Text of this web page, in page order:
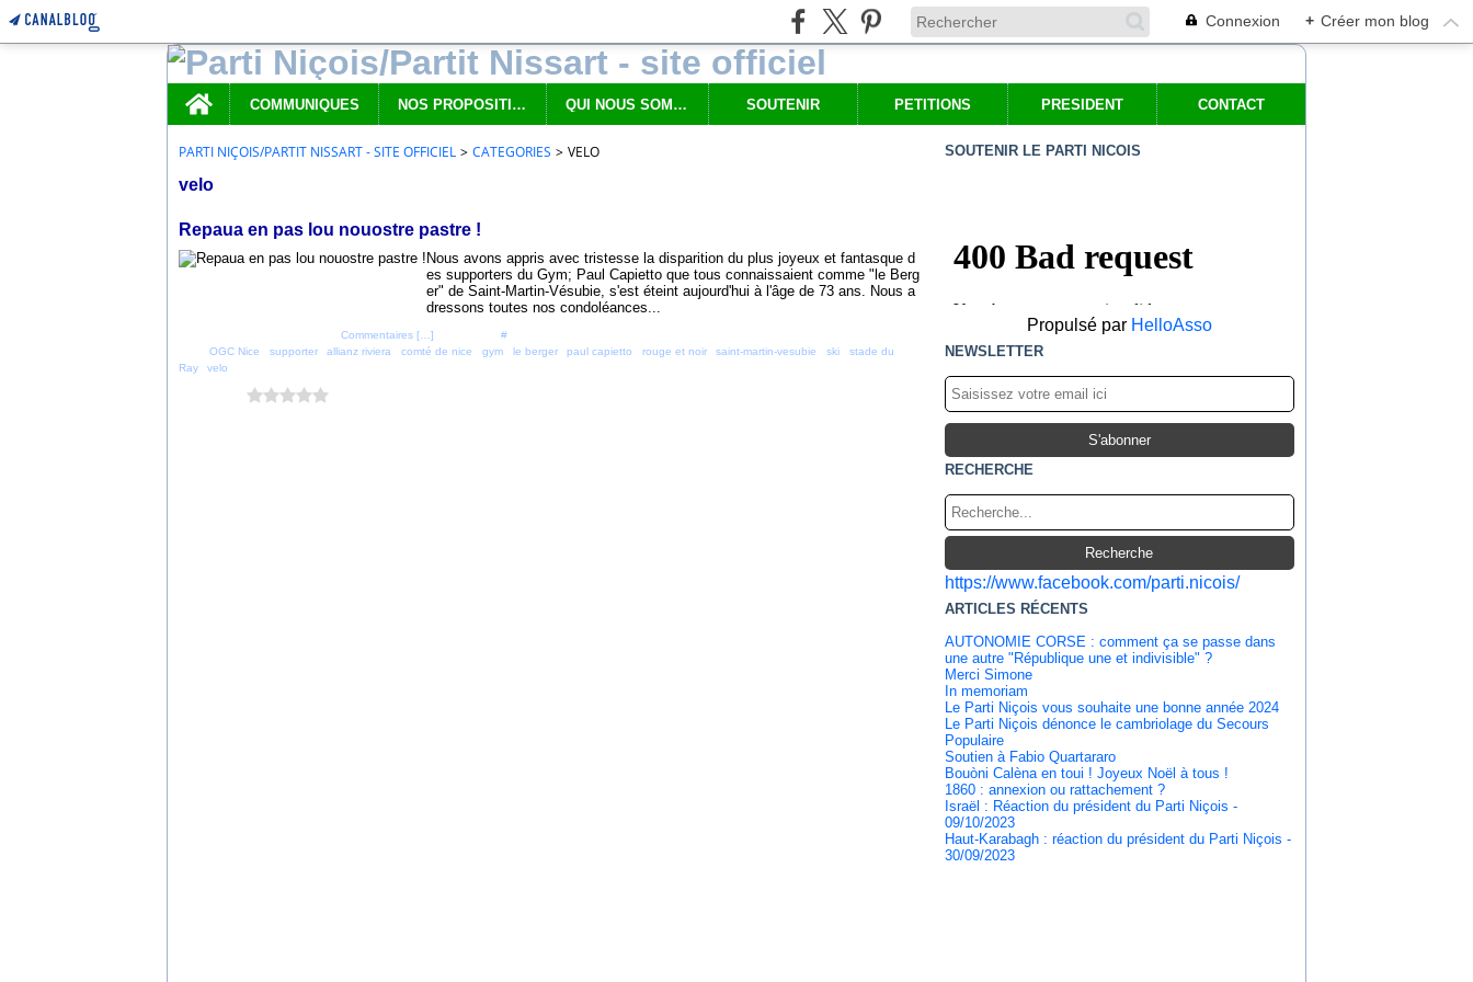
Connexion + Créer mon blog
Home
COMMUNIQUES
NOS PROPOSITIONS QUI NOUS SOMMES SOUTENIR PETITIONS PRESIDENT CONTACT
PARTI NIÇOIS/PARTIT NISSART - SITE OFFICIEL > CATEGORIES > VELO
velo
Repaua en pas lou nouostre pastre !
Nous avons appris avec tristesse la disparition du plus joyeux et fantasque d
es supporters du Gym; Paul Capietto que tous connaissaient comme "le Berg
er" de Saint-Martin-Vésubie, s'est éteint aujourd'hui à l'âge de 73 ans. Nous a
dressons toutes nos condoléances...
Commentaires [ ] #
OGC Nice supporter, allianz riviera comté de nice gym le berger, paul capietto rouge et noir, saint-martin-vesubie ski
stade du
Ray, velo
SOUTENIR LE PARTI NICOIS
Propulsé par HelloAsso
NEWSLETTER
RECHERCHE
https://www.facebook.com/parti.nicois/
ARTICLES RÉCENTS
AUTONOMIE CORSE : comment ça se passe dans
une autre "République une et indivisible" ?
Merci Simone
In memoriam
Le Parti Niçois vous souhaite une bonne année 2024
Le Parti Niçois dénonce le cambriolage du Secours
Populaire
Soutien à Fabio Quartararo
Bouòni Calèna en toui ! Joyeux Noël à tous !
1860 : annexion ou rattachement ?
Israël : Réaction du président du Parti Niçois -
09/10/2023
Haut-Karabagh : réaction du président du Parti Niçois -
30/09/2023